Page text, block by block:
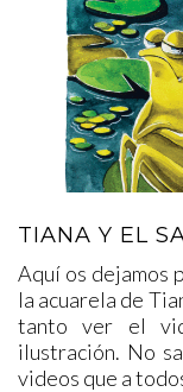
TIANA Y EL
Aquí os dejamos
la acuarela de
tanto ver el
ilustración. No
videos que a